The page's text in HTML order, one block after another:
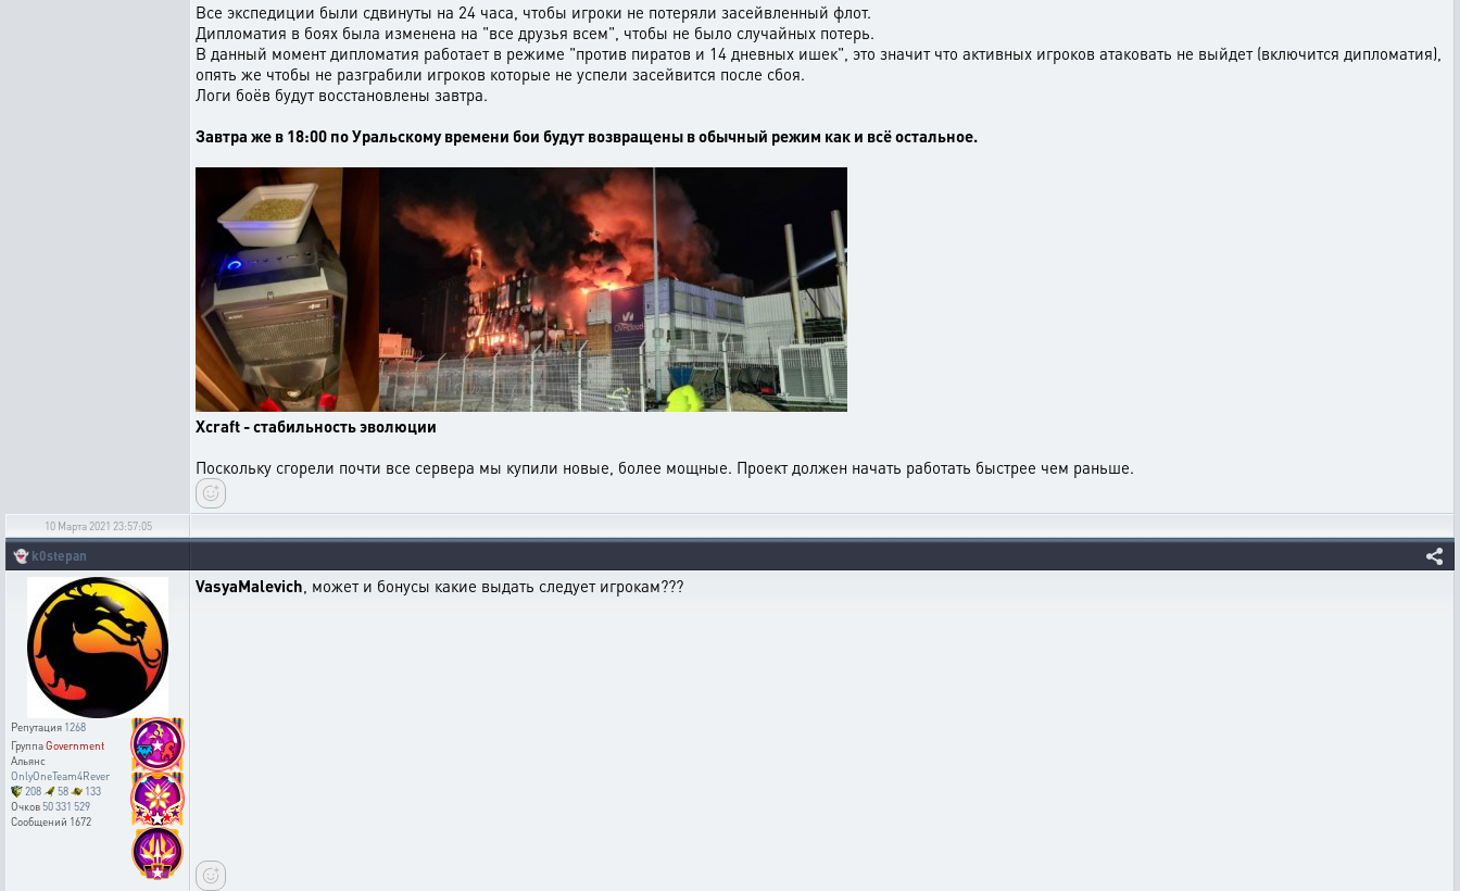
Все экспедиции были сдвинуты на 24 часа, чтобы игроки не потеряли засейвленный флот.
Дипломатия в боях была изменена на "все друзья всем", чтобы не было случайных потерь.
В данный момент дипломатия работает в режиме "против пиратов и 14 дневных ишек", это значит что активных игроков атаковать не выйдет (включится дипломатия),
опять же чтобы не разграбили игроков которые не успели засейвится после сбоя.
Логи боёв будут восстановлены завтра.
Завтра же в 18:00 по Уральскому времени бои будут возвращены в обычный режим как и всё остальное.
Xcraft - стабильность эволюции
Поскольку сгорели почти все сервера мы купили новые, более мощные. Проект должен начать работать быстрее чем раньше.
10 Марта 2021 23:57:05
👻 k0stepan
Репутация 1268
ГруппаGovernment
Альянс
OnlyOneTeam4Rever
208
58
133
Очков 50 331 529
Сообщений 1672
VasyaMalevich, может и бонусы какие выдать следует игрокам???